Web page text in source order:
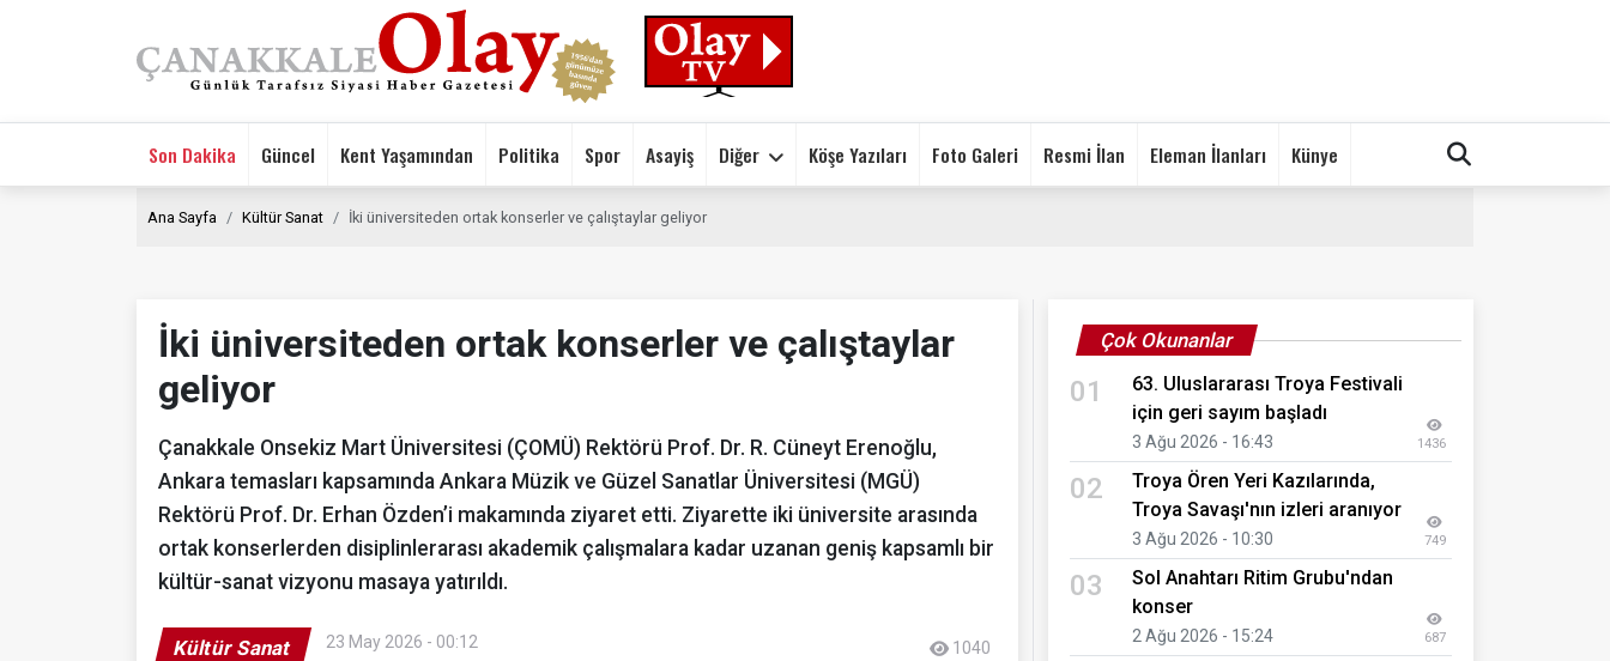
Son Dakika Güncel Kent Yaşamından Politika Spor Asayiş Diğer Köşe Yazıları Foto Galeri Resmi İlan Eleman İlanları Künye
Ana Sayfa Kültür Sanat İki üniversiteden ortak konserler ve çalıştaylar geliyor
İki üniversiteden ortak konserler ve çalıştaylar
geliyor
Çanakkale Onsekiz Mart Üniversitesi (ÇOMÜ) Rektörü Prof. Dr. R. Cüneyt Erenoğlu,
Ankara temasları kapsamında Ankara Müzik ve Güzel Sanatlar Üniversitesi (MGÜ)
Rektörü Prof. Dr. Erhan Özden’i makamında ziyaret etti. Ziyarette iki üniversite arasında
ortak konserlerden disiplinlerarası akademik çalışmalara kadar uzanan geniş kapsamlı bir
kültür-sanat vizyonu masaya yatırıldı.
Kültür Sanat 23 May 2026 - 00:12 1040
Çok Okunanlar
01
63. Uluslararası Troya Festivali
için geri sayım başladı
3 Ağu 2026 - 16:43 1436
02
Troya Ören Yeri Kazılarında,
Troya Savaşı'nın izleri aranıyor
3 Ağu 2026 - 10:30 749
03
Sol Anahtarı Ritim Grubu'ndan
konser
2 Ağu 2026 - 15:24 687